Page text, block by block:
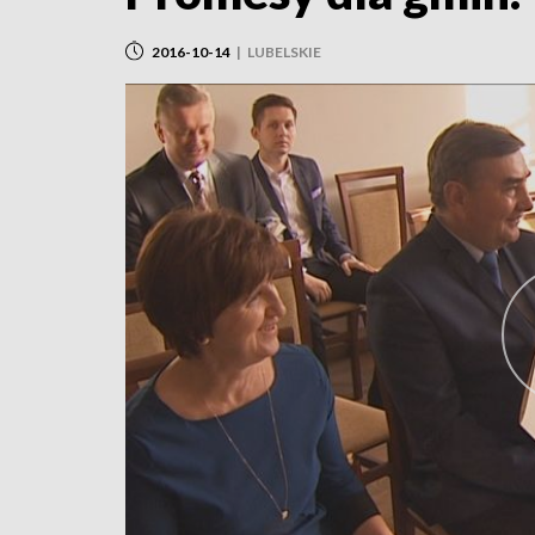
2016-10-14 | LUBELSKIE